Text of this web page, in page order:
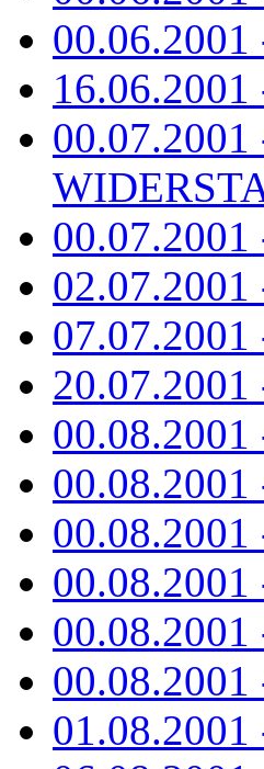
00.06.2001
07.07.2001
00.08.2001
00.08.2001
00.08.2001
01.08.2001